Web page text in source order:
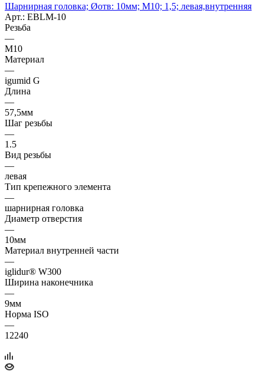
Шарнирная головка; Øотв: 10мм; M10; 1,5; левая,внутренняя
Арт.: EBLM-10
Резьба
—
M10
Материал
—
igumid G
Длина
—
57,5мм
Шаг резьбы
—
1.5
Вид резьбы
—
левая
Тип крепежного элемента
—
шарнирная головка
Диаметр отверстия
—
10мм
Материал внутренней части
—
iglidur® W300
Ширина наконечника
—
9мм
Норма ISO
—
12240